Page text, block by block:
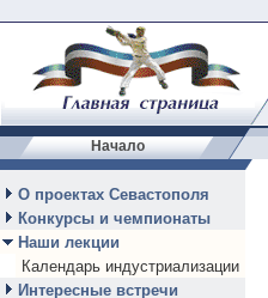
Начало
О проектах Севастополя
Конкурсы и чемпионаты
Наши лекции
Календарь индустриализации
Интересные встречи